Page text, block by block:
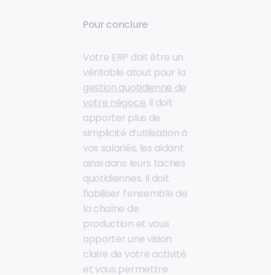
Pour conclure
Votre ERP doit être un
véritable atout pour la
gestion quotidienne de
votre négoce, il doit
apporter plus de
simplicité d’utilisation à
vos salariés, les aidant
ainsi dans leurs tâches
quotidiennes. Il doit
fiabiliser l’ensemble de
la chaîne de
production et vous
apporter une vision
claire de votre activité
et vous permettre